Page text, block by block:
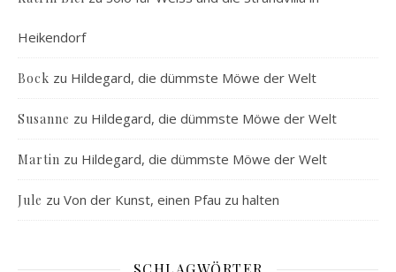
Heikendorf
Bock zu Hildegard, die dümmste Möwe der Welt
Susanne zu Hildegard, die dümmste Möwe der Welt
Martin zu Hildegard, die dümmste Möwe der Welt
Jule zu Von der Kunst, einen Pfau zu halten